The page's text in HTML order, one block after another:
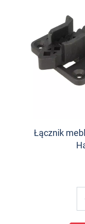
Łącznik